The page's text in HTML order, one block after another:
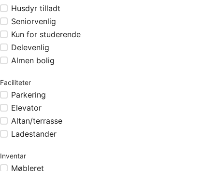
Husdyr tilladt
Seniorvenlig
Kun for studerende
Delevenlig
Almen bolig
Faciliteter
Parkering
Elevator
Altan/terrasse
Ladestander
Inventar
Møbleret